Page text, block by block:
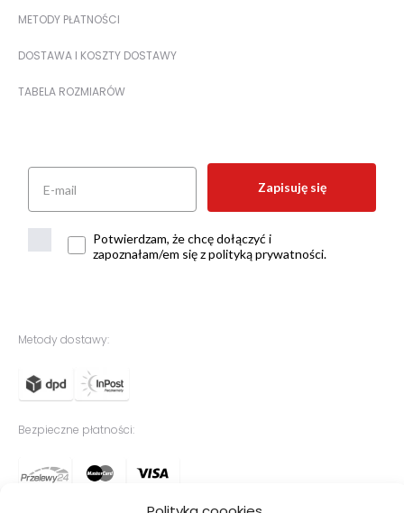
METODY PŁATNOŚCI
DOSTAWA I KOSZTY DOSTAWY
TABELA ROZMIARÓW
Zapisuję się
Potwierdzam, że chcę dołączyć i
zapoznałam/em się z polityką prywatności.
Metody dostawy:
Bezpieczne płatności: